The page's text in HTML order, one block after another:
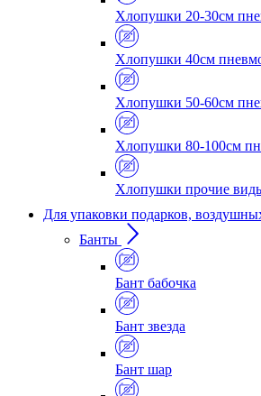
Хлопушки 20-30см
Хлопушки 40см
Хлопушки 50-60см
Хлопушки 80-100см
Хлопушки прочие
Для упаковки подарков,
Банты
Бант бабочка
Бант звезда
Бант шар